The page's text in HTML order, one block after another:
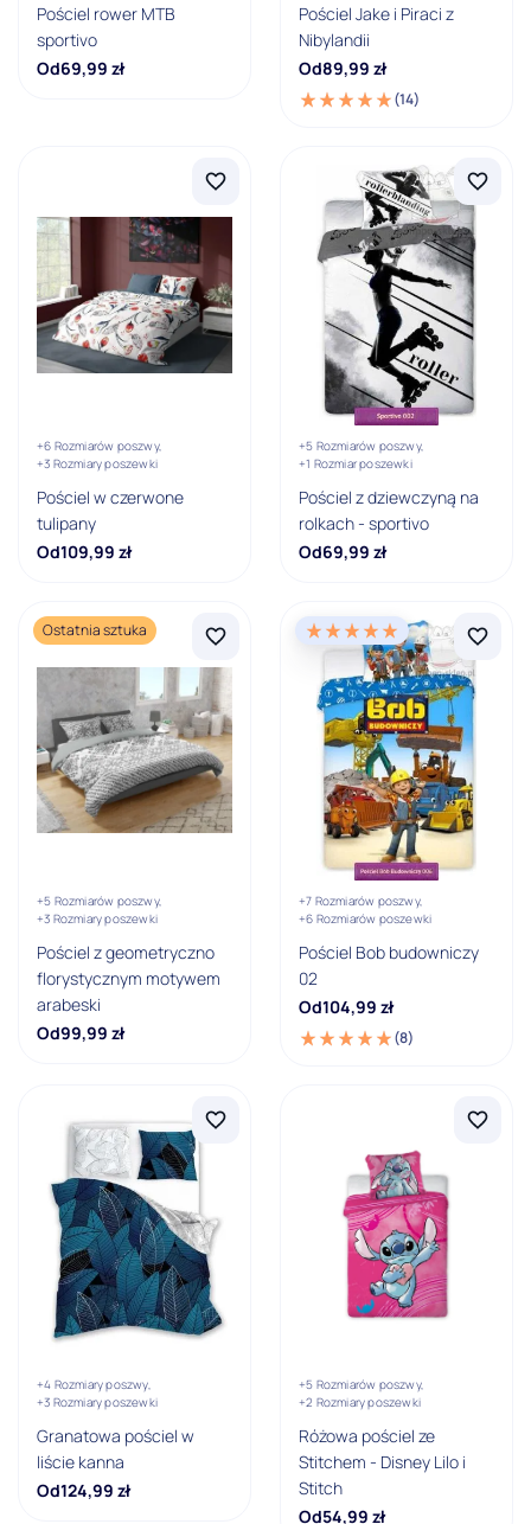
Producent
Detexpol
40x60
50x60
2x 50x60
50x70
2x 70x80
Pokaż wszystkie
Rozmiar poszwy
80x120
90x120
90x130
120x160
135x200
Pokaż wszystkie
Zapięcie poszwy / poszewki
suwak / suwak
Ocena
3
2
1
Pościel rower MTB
sportivo
Od69,99 zł
Pościel Jake i Piraci z
Nibylandii
Od89,99 zł
(14)
+6 Rozmiarów poszwy,
+3 Rozmiary poszewki
Pościel w czerwone
tulipany
Od109,99 zł
+5 Rozmiarów poszwy,
+1 Rozmiar poszewki
Pościel z dziewczyną na
rolkach - sportivo
Od69,99 zł
Ostatnia sztuka
+5 Rozmiarów poszwy,
+3 Rozmiary poszewki
Pościel z geometryczno
florystycznym motywem
arabeski
Od99,99 zł
+7 Rozmiarów poszwy,
+6 Rozmiarów poszewki
Pościel Bob budowniczy
02
Od104,99 zł
(8)
+4 Rozmiary poszwy,
+3 Rozmiary poszewki
Granatowa pościel w
liście kanna
Od124,99 zł
+5 Rozmiarów poszwy,
+2 Rozmiary poszewki
Różowa pościel ze
Stitchem - Disney Lilo i
Stitch
Od54,99 zł